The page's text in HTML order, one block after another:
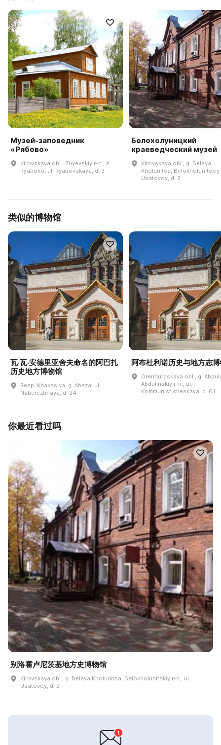
Музей-заповедник
«Рябово»
Kirovskaya obl., Zuyevskiy r-n., s.
Ryabovo, ul. Ryabovskaya, d. 3
Белохолуницкий
краеведческий музей
Kirovskaya obl., g. Belaya
Kholunitsa, Belokholunitskiy
Usatovoy, d. 2
类似的博物馆
瓦·瓦·安德里亚舍夫命名的阿巴扎
历史地方博物馆
Resp. Khakasiya, g. Abaza, ul.
Naberezhnaya, d. 24
阿布杜利诺历史与地方志
Orenburgskaya obl., g.
Abdulinskiy r-n., ul.
Kommunisticheskaya, d. 61
你最近看过吗
别洛霍卢尼茨基地方史博物馆
Kirovskaya obl., g. Belaya Kholunitsa, Belokholunitskiy r-n., ul.
Usatovoy, d. 2